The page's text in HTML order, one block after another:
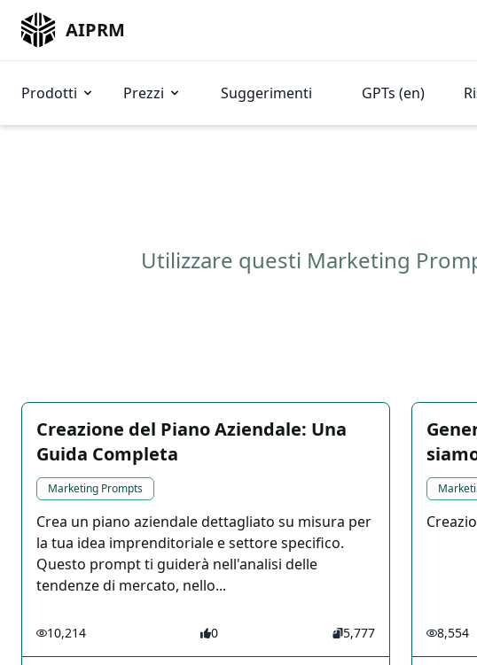
AIPRM
Prodotti Prezzi Suggerimenti GPTs (en)
Utilizzare questi Marketing
Creazione del Piano Aziendale: Una
Guida Completa
Marketing Prompts
Crea un piano aziendale dettagliato su misura per
la tua idea imprenditoriale e settore specifico.
Questo prompt ti guiderà nell'analisi delle
tendenze di mercato, nello...
10,214 0 5,777 8,554